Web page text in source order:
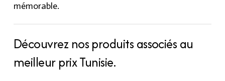
mémorable.
Découvrez nos produits associés au
meilleur prix Tunisie.